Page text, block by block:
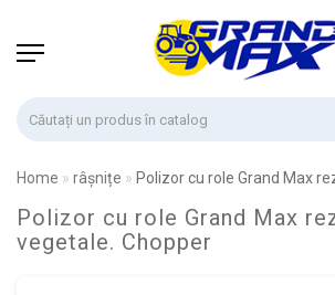
Home râșnițe Polizor cu role Grand Max
Polizor cu role Grand Max
vegetale. Chopper